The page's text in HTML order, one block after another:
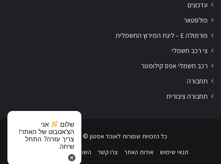
עדכונים
פולסטאר
פורמולה E – ליגת המירוץ החשמלית
צי רכב חשמלי
רכב חשמלי אפס קילומטר
תחבורה
תחבורה ציבורית
כל הזכויות שמורות לאוהד אסטון ‏© 2019-2026
תנאי שימוש
אודות האתר צרו קשר
השוואת רכבים חשמליים
שלום
אני
הצ'אטבוט של האתר!
צריך עזרה? התחל
שיחה.